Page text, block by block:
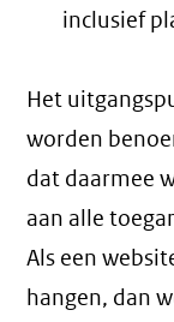
inclusief
Het
worden
dat daarmee
aan alle
Als een
hangen, dan